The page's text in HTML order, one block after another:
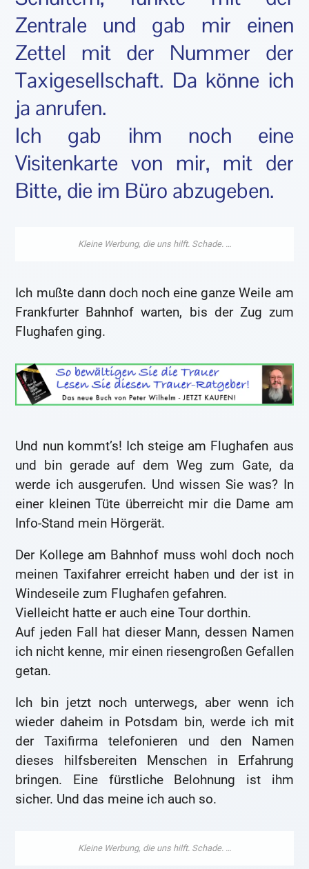
Zentrale und gab mir einen
Zettel mit der Nummer der
Taxigesellschaft. Da könne ich
ja anrufen.
Ich gab ihm noch eine
Visitenkarte von mir, mit der
Bitte, die im Büro abzugeben.
Ich mußte dann doch noch eine ganze Weile am
Frankfurter Bahnhof warten, bis der Zug zum
Flughafen ging.
Und nun kommt’s! Ich steige am Flughafen aus
und bin gerade auf dem Weg zum Gate, da
werde ich ausgerufen. Und wissen Sie was? In
einer kleinen Tüte überreicht mir die Dame am
Info-Stand mein Hörgerät.
Der Kollege am Bahnhof muss wohl doch noch
meinen Taxifahrer erreicht haben und der ist in
Windeseile zum Flughafen gefahren.
Vielleicht hatte er auch eine Tour dorthin.
Auf jeden Fall hat dieser Mann, dessen Namen
ich nicht kenne, mir einen riesengroßen Gefallen
getan.
Ich bin jetzt noch unterwegs, aber wenn ich
wieder daheim in Potsdam bin, werde ich mit
der Taxifirma telefonieren und den Namen
dieses hilfsbereiten Menschen in Erfahrung
bringen. Eine fürstliche Belohnung ist ihm
sicher. Und das meine ich auch so.